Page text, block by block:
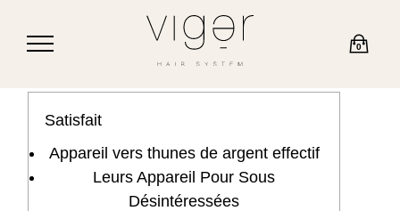
0
Satisfait
Appareil vers thunes de argent effectif
Leurs Appareil Pour Sous
Désintéressées